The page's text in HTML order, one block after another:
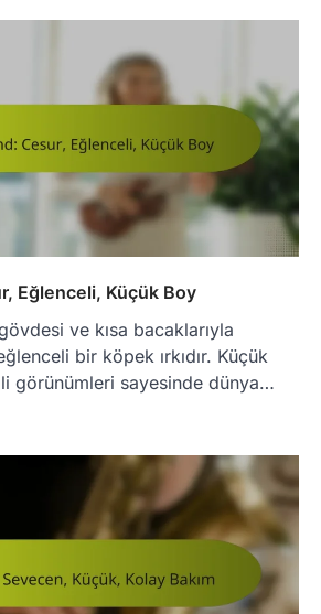
Eğlenceli, Küçük Boy
ve kısa bacaklarıyla
bir köpek ırkıdır. Küçük
görünümleri sayesinde dünya…